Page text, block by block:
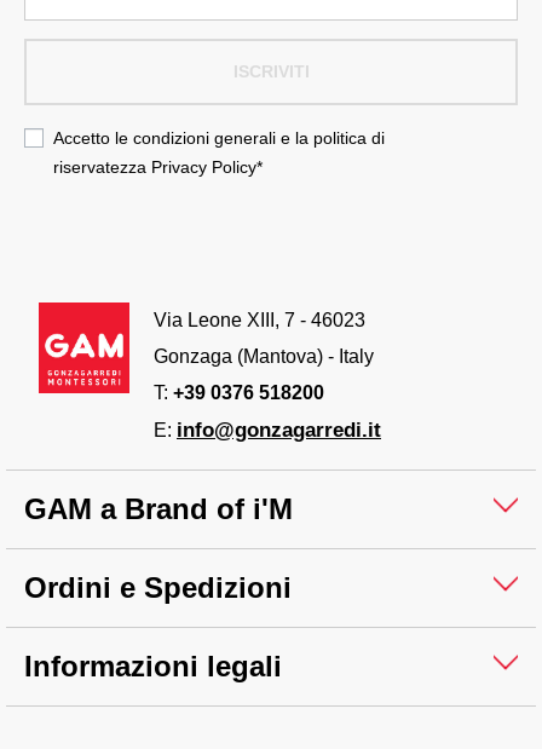
ISCRIVITI
Accetto le condizioni generali e la politica di
riservatezza Privacy Policy*
Via Leone XIII, 7 - 46023
Gonzaga (Mantova) - Italy
T: +39 0376 518200
E: info@gonzagarredi.it
GAM a Brand of i'M
Ordini e Spedizioni
Informazioni legali